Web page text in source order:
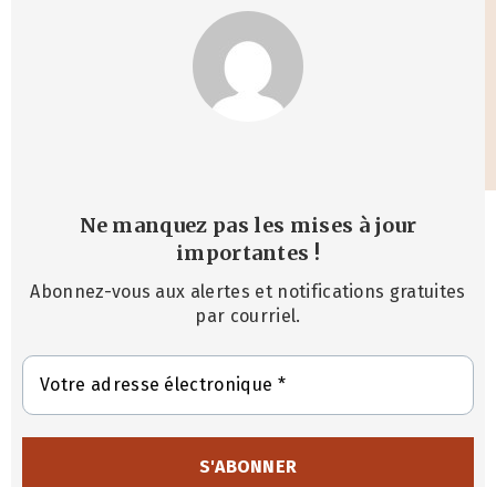
Ne manquez pas les mises à jour
importantes !
Abonnez-vous aux alertes et notifications gratuites
par courriel.